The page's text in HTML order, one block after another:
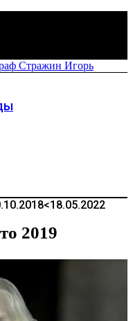
<18.05.2022
2019